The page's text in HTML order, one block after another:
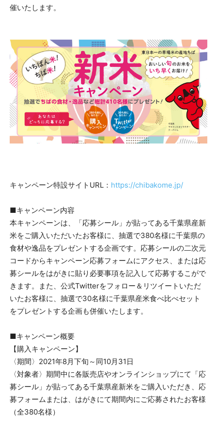
催いたします。
キャンペーン特設サイトURL： https://chibakome.jp/
■キャンペーン内容
本キャンペーンは、「応募シール」が貼ってある千葉県産新
米をご購入いただいたお客様に、抽選で380名様に千葉県の
食材や逸品をプレゼントする企画です。応募シールの二次元
コードからキャンペーン応募フォームにアクセス、または応
募シールをはがきに貼り必要事項を記入して応募するこがで
きます。また、公式Twitterをフォロー＆リツイートいただ
いたお客様に、抽選で30名様に千葉県産米食べ比べセット
をプレゼントする企画も併催いたします。
■キャンペーン概要
【購入キャンペーン】
〈期間〉2021年8月下旬～同10月31日
〈対象者〉期間中に各販売店やオンラインショップにて「応
募シール」が貼ってある千葉県産新米をご購入いただき、応
募フォームまたは、はがきにて期間内にご応募されたお客様
（全380名様）